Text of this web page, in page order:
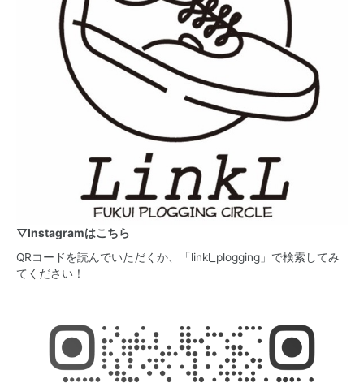
▽Instagramはこちら
QRコードを読んでいただくか、「linkl_plogging」で検索してみ
てください！